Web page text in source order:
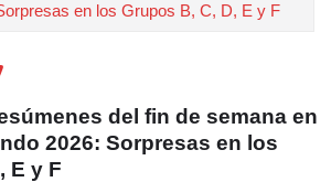
en los Grupos B, C, D, E y F
del fin de semana en
2026: Sorpresas en los
E y F